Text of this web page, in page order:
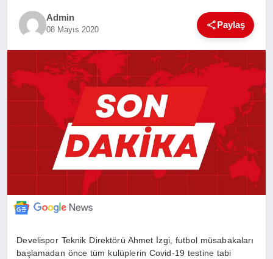
SANAT
Admin
08 Mayıs 2020 Paylaş
Develispor Teknik Direktörü Ahmet İzgi, futbol müsabakaları
başlamadan önce tüm kulüplerin Covid-19 testine tabi